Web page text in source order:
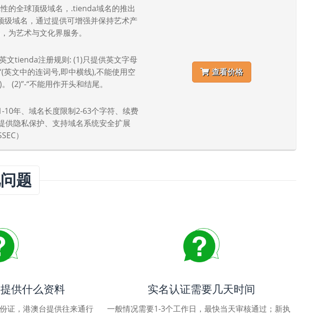
的全球顶级域名，.tienda域名的推出
域名，通过提供可增强并保持艺术产
为艺术与文化界服务。
文tienda注册规则: (1)只提供英文字母
英文中的连词号,即中横线),不能使用空
(2)”-“不能用作开头和结尾。
年、域名长度限制2-63个字符、续费
供隐私保护、支持域名系统安全扩展
）
查看价格
题
供什么资料
证，港澳台提供往来通行
实名认证需要几天时间
一般情况需要1-3个工作日，最快当天审核通过；新执